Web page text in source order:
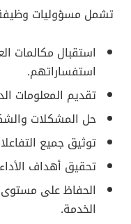
تشمل مسؤوليات
استقبال مكالمات
استفساراتهم.
تقديم المعلومات
حل المشكلات
توثيق جميع
تحقيق أهداف
الحفاظ على مستوى
الخدمة.